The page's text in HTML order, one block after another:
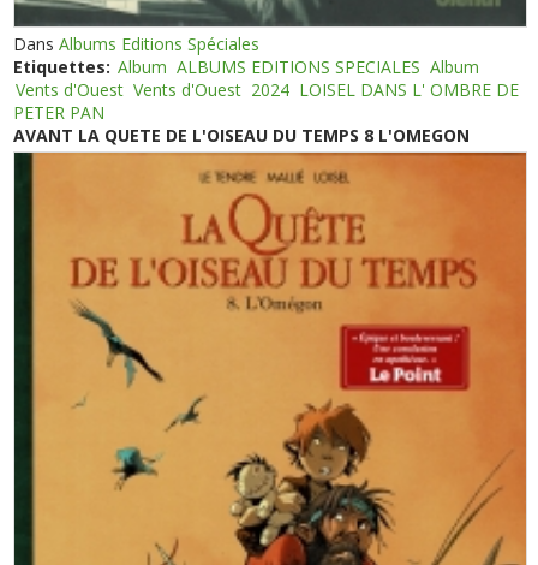
DansAlbums Editions Spéciales
Etiquettes: Album ALBUMS EDITIONS SPECIALES Album
Vents d'Ouest Vents d'Ouest 2024 LOISEL DANS L' OMBRE DE
PETER PAN
AVANT LA QUETE DE L'OISEAU DU TEMPS 8 L'OMEGON